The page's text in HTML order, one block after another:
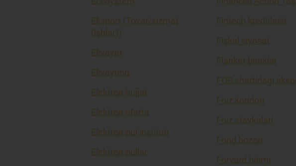
Eksport (Tovar/xizmat
(ishlar))
Ekvayer
Ekvayring
Elektron hujjat
Elektron oferta
Elektron pul instituti
Elektron pullar
Fintech kreditlash
Fiskal siyosat
Flanker banklar
FOB shartidagi
Foiz koridori
Foiz stavkalari
Fond bozori
Forvard bitimi